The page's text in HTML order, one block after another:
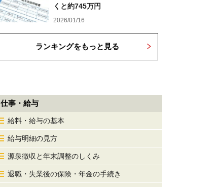
くと約745万円
2026/01/16
ランキングをもっと見る
仕事・給与
給料・給与の基本
給与明細の見方
源泉徴収と年末調整のしくみ
退職・失業後の保険・年金の手続き